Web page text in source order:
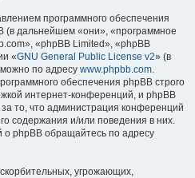
программного обеспечения
(в дальнейшем «они», «программное
«phpBB Limited», «phpBB
«GNU General Public License v2» (в
по адресу www.phpbb.com.
обеспечения phpBB строго
интернет-конференций, и phpBB
то, что администрация конференций
содержания и/или поведения в них.
phpBB обращайтесь по адресу
угрожающих,